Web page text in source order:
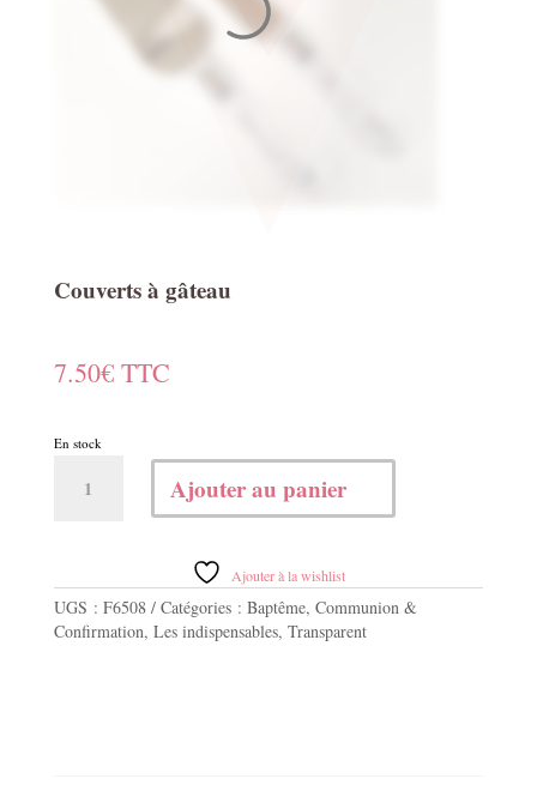
Couverts à gâteau
7.50€ TTC
En stock
Ajouter au panier
Ajouter à la wishlist
UGS : F6508 Catégories : Baptême, Communion &
Confirmation, Les indispensables, Transparent